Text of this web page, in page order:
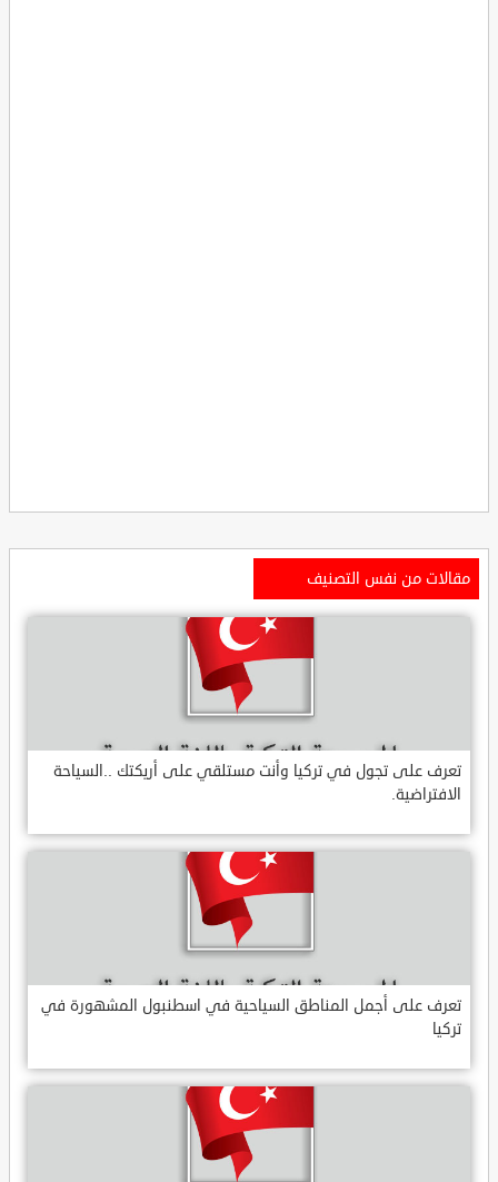
مقالات من نفس التصنيف
تعرف على تجول في تركيا وأنت مستلقي على أريكتك ..السياحة
الافتراضية.
تعرف على أجمل المناطق السياحية في اسطنبول المشهورة في
تركيا